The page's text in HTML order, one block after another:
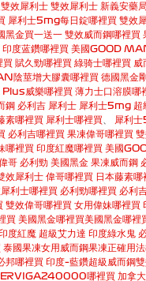
效犀利士 雙效犀利士 新義安藥局
犀利士5mg每日錠哪裡買 雙效
黑金買一送一 雙效威而鋼哪裡買
印度蓝鑽哪裡買 美國GOOD
買 賦久勁哪裡買 綠骑士哪裡買 威
陰莖增大膠囊哪裡買 德國黑金
威樂哪裡買 薄力士口溶膜哪
鋼 必利吉 犀利士 犀利士5mg 超
素哪裡買 犀利士哪裡買 犀利
必利吉哪裡買 果凍偉哥哪裡買
哪裡買 印度紅魔哪裡買 美國
哥 必利勁 美國黑金 果凍威而鋼
效犀利士 偉哥哪裡買 日本藤素哪
利士哪裡買 必利勁哪裡買 必利
雙效偉哥哪裡買 女用偉妹哪裡買
買 美國黑金哪裡買美國黑金哪裡
度紅魔 超級艾力達 印度綠水鬼
泰國果凍女用 威而鋼果凍正確用
邦哪裡買 印度–藍鑽超級威而鋼
哪裡買 加拿